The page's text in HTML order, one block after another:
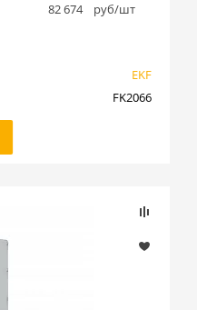
82 674
руб/шт
EKF
FK2066